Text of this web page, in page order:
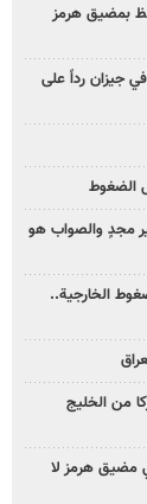
بمضيق هرمز
جيزان رداً على
الضغوط
مجدٍ والصواب هو
الخارجية..
من الخليج
مضيق هرمز لا